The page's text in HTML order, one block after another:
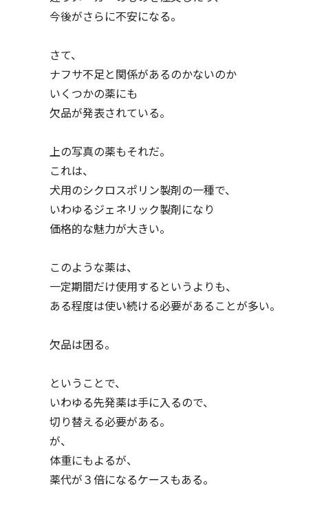
今後がさらに不安になる。
さて、
ナフサ不足と関係があるのかないのか
いくつかの薬にも
欠品が発表されている。
上の写真の薬もそれだ。
これは、
犬用のシクロスポリン製剤の一種で、
いわゆるジェネリック製剤になり
価格的な魅力が大きい。
このような薬は、
一定期間だけ使用するというよりも、
ある程度は使い続ける必要があることが多い。
欠品は困る。
ということで、
いわゆる先発薬は手に入るので、
切り替える必要がある。
が、
体重にもよるが、
薬代が３倍になるケースもある。